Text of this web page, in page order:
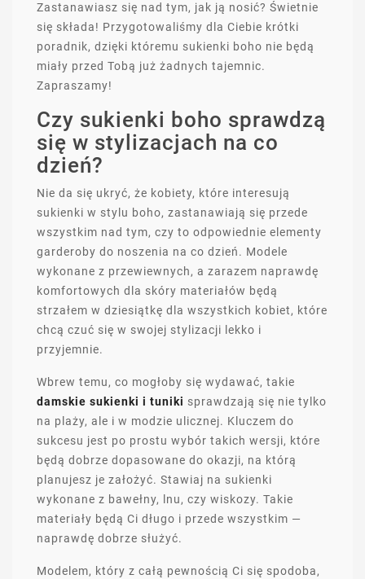
Zastanawiasz się nad tym, jak ją nosić? Świetnie
się składa! Przygotowaliśmy dla Ciebie krótki
poradnik, dzięki któremu sukienki boho nie będą
miały przed Tobą już żadnych tajemnic.
Zapraszamy!
Czy sukienki boho sprawdzą
się w stylizacjach na co
dzień?
Nie da się ukryć, że kobiety, które interesują
sukienki w stylu boho, zastanawiają się przede
wszystkim nad tym, czy to odpowiednie elementy
garderoby do noszenia na co dzień. Modele
wykonane z przewiewnych, a zarazem naprawdę
komfortowych dla skóry materiałów będą
strzałem w dziesiątkę dla wszystkich kobiet, które
chcą czuć się w swojej stylizacji lekko i
przyjemnie.
Wbrew temu, co mogłoby się wydawać, takie
damskie sukienki i tuniki sprawdzają się nie tylko
na plaży, ale i w modzie ulicznej. Kluczem do
sukcesu jest po prostu wybór takich wersji, które
będą dobrze dopasowane do okazji, na którą
planujesz je założyć. Stawiaj na sukienki
wykonane z bawełny, lnu, czy wiskozy. Takie
materiały będą Ci długo i przede wszystkim —
naprawdę dobrze służyć.
Modelem, który z całą pewnością Ci się spodoba,